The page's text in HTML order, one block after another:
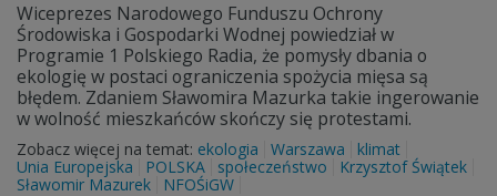
Wiceprezes Narodowego Funduszu Ochrony
Środowiska i Gospodarki Wodnej powiedział w
Programie 1 Polskiego Radia, że pomysły dbania o
ekologię w postaci ograniczenia spożycia mięsa są
błędem. Zdaniem Sławomira Mazurka takie ingerowanie
w wolność mieszkańców skończy się protestami.
Zobacz więcej na temat: ekologia Warszawa
klimat
Unia Europejska
POLSKA społeczeństwo
Krzysztof Świątek
Sławomir Mazurek
NFOŚiGW